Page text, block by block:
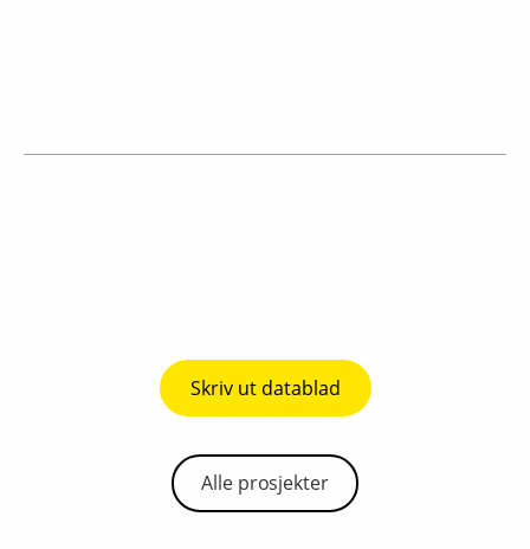
Skriv ut datablad
Alle prosjekter